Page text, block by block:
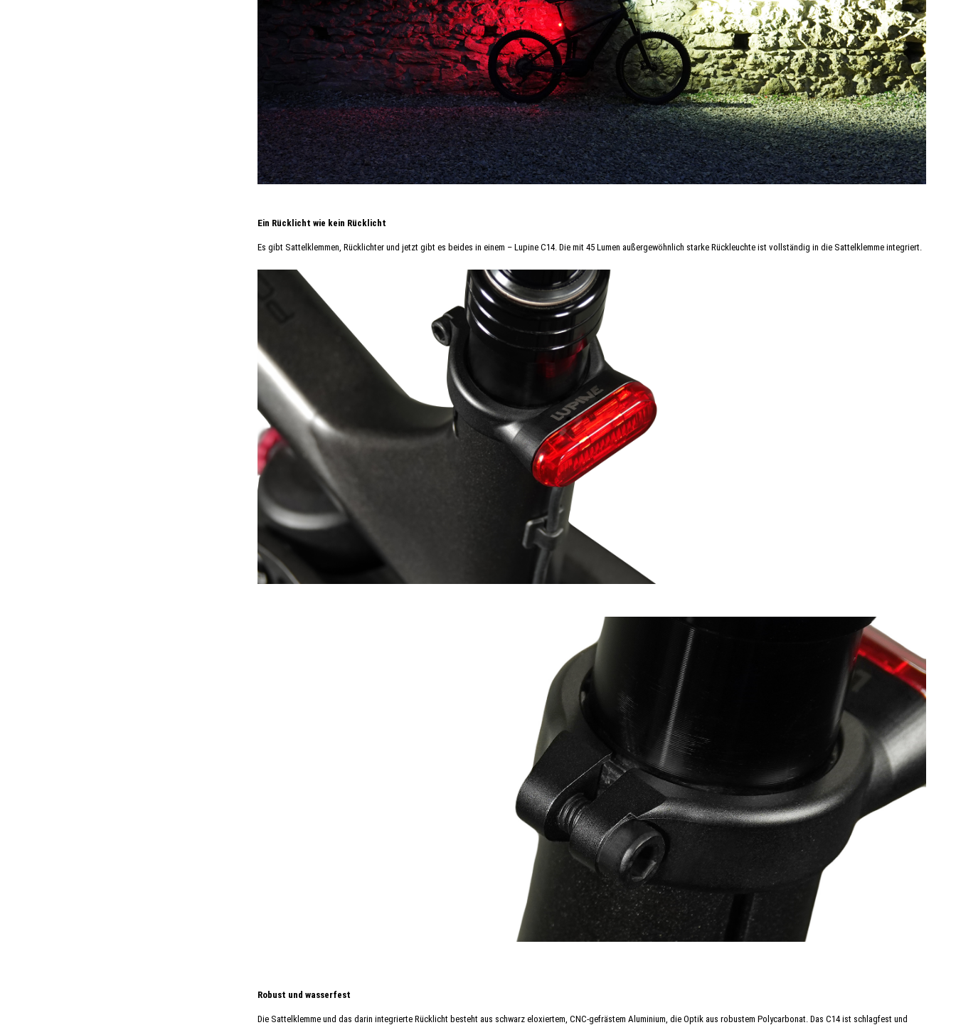
Ein Rücklicht wie kein Rücklicht
Es gibt Sattelklemmen, Rücklichter und jetzt gibt es beides in einem – Lupine C14. Die mit 45 Lumen außergewöhnlich starke Rückleuchte ist vollständig in die Sattelklemme integriert.
Robust und wasserfest
Die Sattelklemme und das darin integrierte Rücklicht besteht aus schwarz eloxiertem, CNC-gefrästem Aluminium, die Optik aus robustem Polycarbonat. Das C14 ist schlagfest und